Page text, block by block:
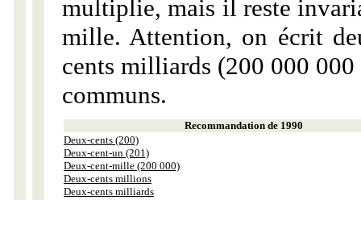
multiplie, mais il reste
mille. Attention, on écrit
cents milliards (200 000
communs.
Recommandation de 1990
Deux-cents (200)
Deux-cent-un (201)
Deux-cent-mille (200 000)
Deux-cents millions
Deux-cents milliards